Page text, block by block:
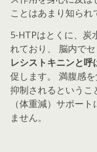
ことはあまり知られ
5-HTPはとくに、炭
れており、 脳内で
レシストキニンと
促します。 満腹感
抑制されるというこ
（体重減）サポー
ません。